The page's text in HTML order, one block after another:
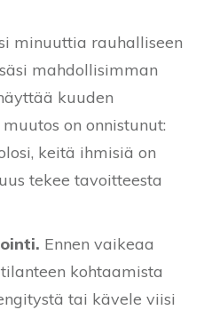
minuuttia rauhalliseen
mahdollisimman
kuuden
on onnistunut:
keitä ihmisiä on
tekee tavoitteesta
Ennen vaikeaa
kohtaamista
tai kävele viisi